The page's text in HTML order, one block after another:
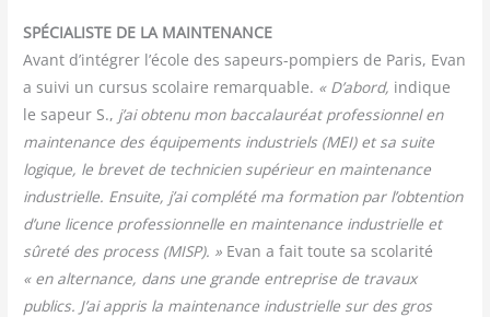
SPÉCIALISTE DE LA MAINTENANCE
Avant d’intégrer l’école des sapeurs-pom­piers de Paris, Evan
a sui­vi un cur­sus sco­laire remar­quable. « D’abord, indique
le sapeur S., j’ai obte­nu mon bac­ca­lau­réat pro­fes­sion­nel en
main­te­nance des équi­pe­ments indus­triels (MEI) et sa suite
logique, le bre­vet de tech­ni­cien supé­rieur en main­te­nance
indus­trielle. Ensuite, j’ai com­plé­té ma for­ma­tion par l’obtention
d’une licence pro­fes­sion­nelle en main­te­nance indus­trielle et
sûre­té des pro­cess (MISP). » Evan a fait toute sa sco­la­ri­té
« en alter­nance, dans une grande entre­prise de tra­vaux
publics. J’ai appris la main­te­nance indus­trielle sur des gros